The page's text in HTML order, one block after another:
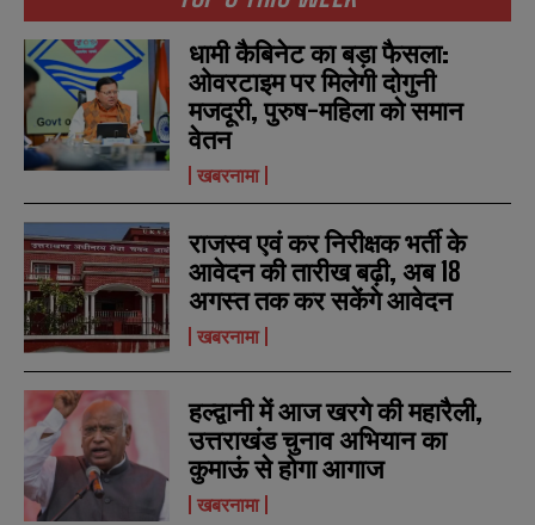
N
a
m
e
*
E
m
a
i
l
N
u
N
a
m
e
*
E
m
a
i
l
N
u
धामी कैबिनेट का बड़ा फैसला:
ओवरटाइम पर मिलेगी दोगुनी
मजदूरी, पुरुष-महिला को समान
वेतन
खबरनामा
राजस्व एवं कर निरीक्षक भर्ती के
आवेदन की तारीख बढ़ी, अब 18
अगस्त तक कर सकेंगे आवेदन
खबरनामा
हल्द्वानी में आज खरगे की महारैली,
उत्तराखंड चुनाव अभियान का
कुमाऊं से होगा आगाज
खबरनामा